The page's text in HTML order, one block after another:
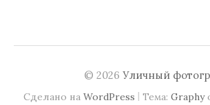
© 2026 Уличный
Сделано на WordPress | Тема: Graphy